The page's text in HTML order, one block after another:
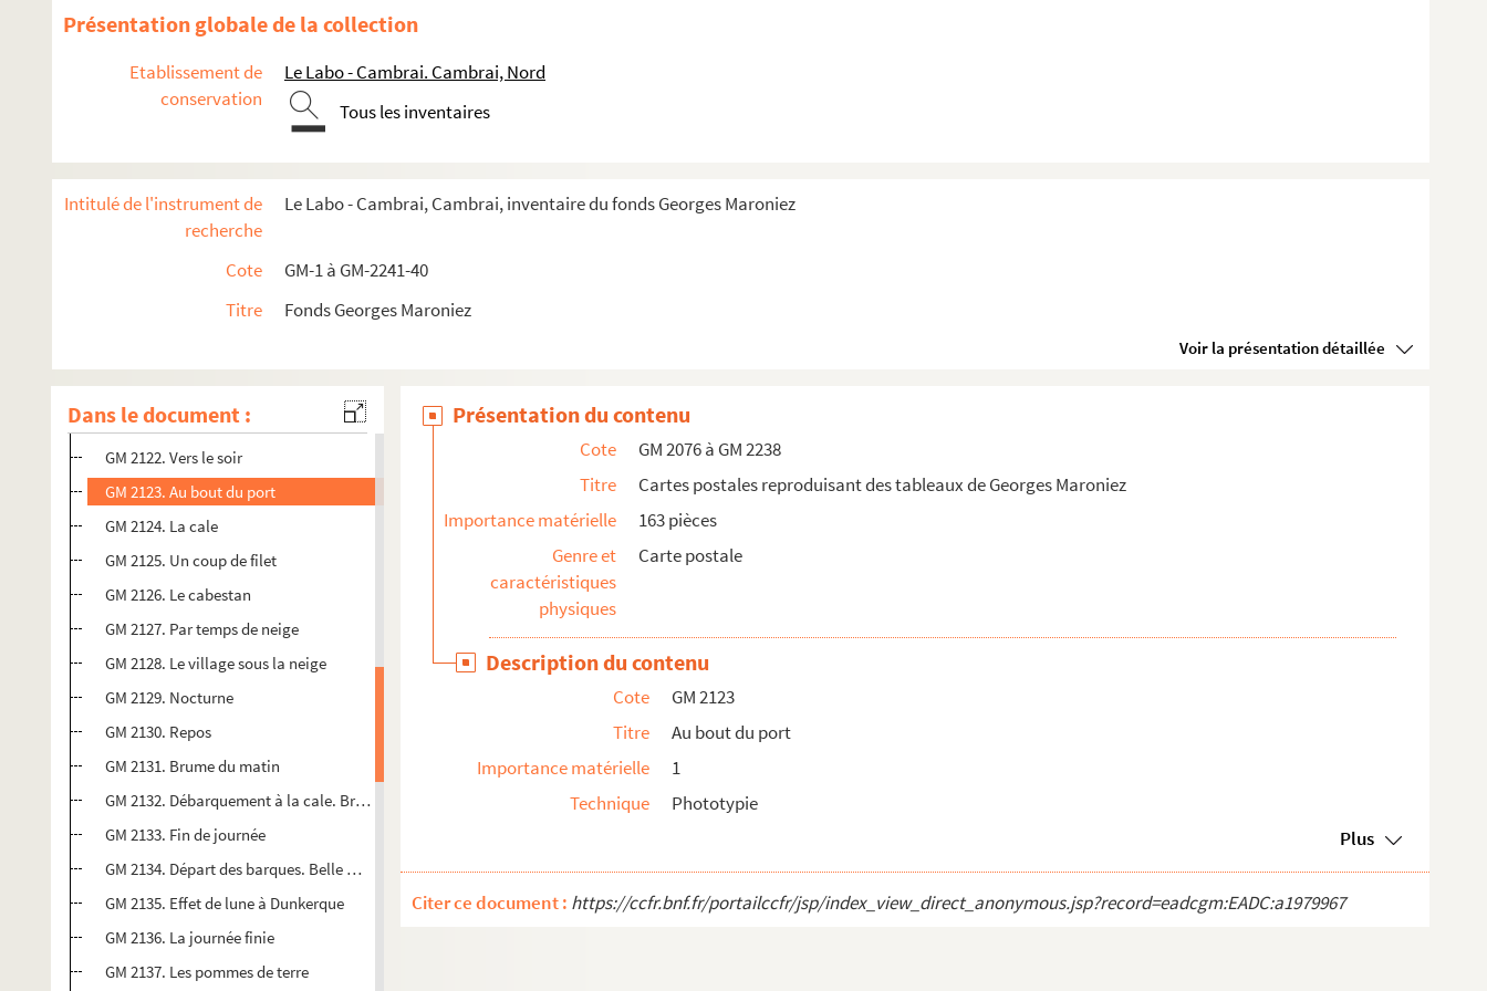
Présentation globale de la collection
Etablissement de
conservation
Le Labo - Cambrai. Cambrai, Nord
Tous les inventaires
Intitulé de l'instrument de
recherche
Le Labo - Cambrai, Cambrai, inventaire du fonds Georges Maroniez
Cote
GM-1 à GM-2241-40
Titre
Fonds Georges Maroniez
Voir la présentation détaillée
Dans le document :
GM 2109. Belle matinée en Bretagne
GM 2111. Dans les bancs de moules
GM 2112. Vieux moulin sur la falaise
GM 2114. Le petit canal (effet de neige)
GM 2115. Effet de neige
GM 2118. Lever de lune au soleil couchant
GM 2120. Calme plat
GM 2121. Par temps de neige
GM 2122. Vers le soir
GM 2123. Au bout du port
GM 2124. La cale
GM 2125. Un coup de filet
GM 2126. Le cabestan
GM 2127. Par temps de neige
GM 2128. Le village sous la neige
GM 2129. Nocturne
GM 2130. Repos
GM 2131. Brume du matin
GM 2132. Débarquement à la cale. Bretagne
GM 2133. Fin de journée
GM 2134. Départ des barques. Belle matinée
GM 2135. Effet de lune à Dunkerque
GM 2136. La journée finie
GM 2137. Les pommes de terre
Présentation du contenu
Cote
GM 2076 à GM 2238
Titre
Cartes postales reproduisant des tableaux de Georges Maroniez
Importance matérielle
163 pièces
Genre et
caractéristiques
physiques
Carte postale
Description du contenu
Cote
GM 2123
Titre
Au bout du port
Importance matérielle
1
Technique
Phototypie
Plus
Citer ce document : https://ccfr.bnf.fr/portailccfr/jsp/index_view_direct_anonymous.jsp?record=eadcgm:EADC:a1979967